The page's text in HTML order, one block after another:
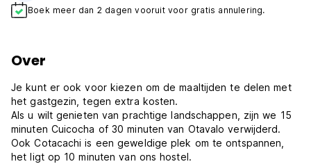
Boek meer dan 2 dagen vooruit voor gratis annulering.
Over
Je kunt er ook voor kiezen om de maaltijden te delen met
het gastgezin, tegen extra kosten.
Als u wilt genieten van prachtige landschappen, zijn we 15
minuten Cuicocha of 30 minuten van Otavalo verwijderd.
Ook Cotacachi is een geweldige plek om te ontspannen,
het ligt op 10 minuten van ons hostel.